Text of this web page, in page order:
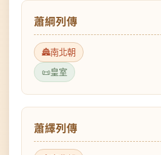
南北朝
皇室
蕭繹列傳
南北朝
皇室